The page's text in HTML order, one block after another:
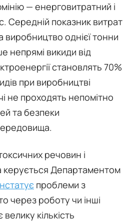
— енерговитратний і
Середній показник витрат
виробництво однієї тонни
непрямі викиди від
становлять 70%
при виробництві
не проходять непомітно
та безпеки
речовин і
керується Департаментом
проблеми з
через роботу чи інші
кількість